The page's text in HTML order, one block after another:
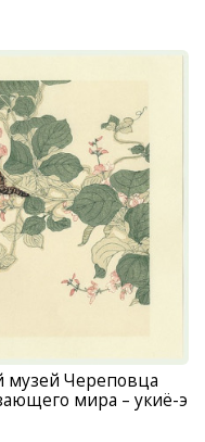
музей Череповца
мира – укиё-э